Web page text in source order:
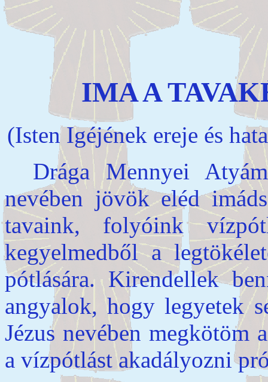
IMA A
(Isten Igéjének ereje és
Drága Mennyei
nevében jövök eléd
tavaink, folyóink
kegyelmedből a
pótlására. Kirendellek
angyalok, hogy legyetek
Jézus nevében megkötöm
a vízpótlást akadályozni